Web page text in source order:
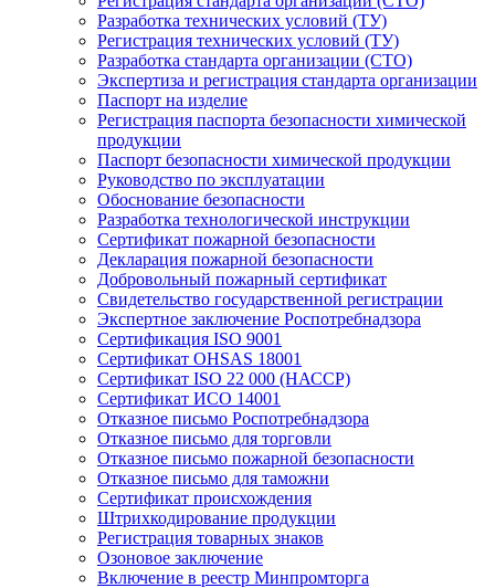
Разработка технических условий (ТУ)
Регистрация технических условий (ТУ)
Разработка стандарта организации (СТО)
Экспертиза и регистрация стандарта организации
Паспорт на изделие
Регистрация паспорта безопасности химической
продукции
Паспорт безопасности химической продукции
Руководство по эксплуатации
Обоснование безопасности
Разработка технологической инструкции
Сертификат пожарной безопасности
Декларация пожарной безопасности
Добровольный пожарный сертификат
Свидетельство государственной регистрации
Экспертное заключение Роспотребнадзора
Сертификация ISO 9001
Сертификат OHSAS 18001
Сертификат ISO 22 000 (НАССР)
Сертификат ИСО 14001
Отказное письмо Роспотребнадзора
Отказное письмо для торговли
Отказное письмо пожарной безопасности
Отказное письмо для таможни
Сертификат происхождения
Штрихкодирование продукции
Регистрация товарных знаков
Озоновое заключение
Включение в реестр Минпромторга